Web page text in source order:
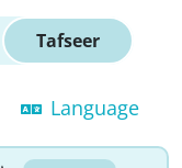
Tafseer
Language